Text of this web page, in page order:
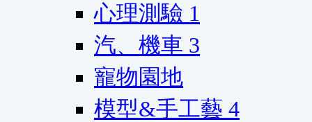
心理測驗 1
汽、機車 3
寵物園地
模型&手工藝 4